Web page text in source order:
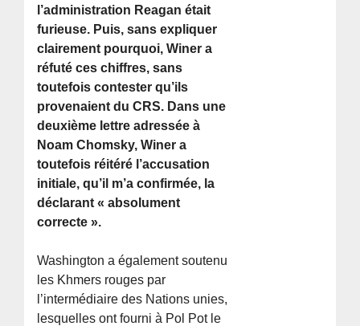
l’administration Reagan était
furieuse. Puis, sans expliquer
clairement pourquoi, Winer a
réfuté ces chiffres, sans
toutefois contester qu’ils
provenaient du CRS. Dans une
deuxième lettre adressée à
Noam Chomsky, Winer a
toutefois réitéré l’accusation
initiale, qu’il m’a confirmée, la
déclarant « absolument
correcte ».
Washington a également soutenu
les Khmers rouges par
l’intermédiaire des Nations unies,
lesquelles ont fourni à Pol Pot le